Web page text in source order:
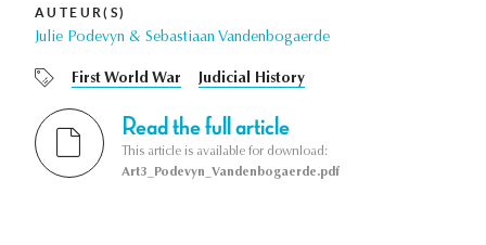
AUTEUR(S)
Julie Podevyn & Sebastiaan Vandenbogaerde
First World War Judicial History
Read the full article
This article is available for download:
Art3_Podevyn_Vandenbogaerde.pdf